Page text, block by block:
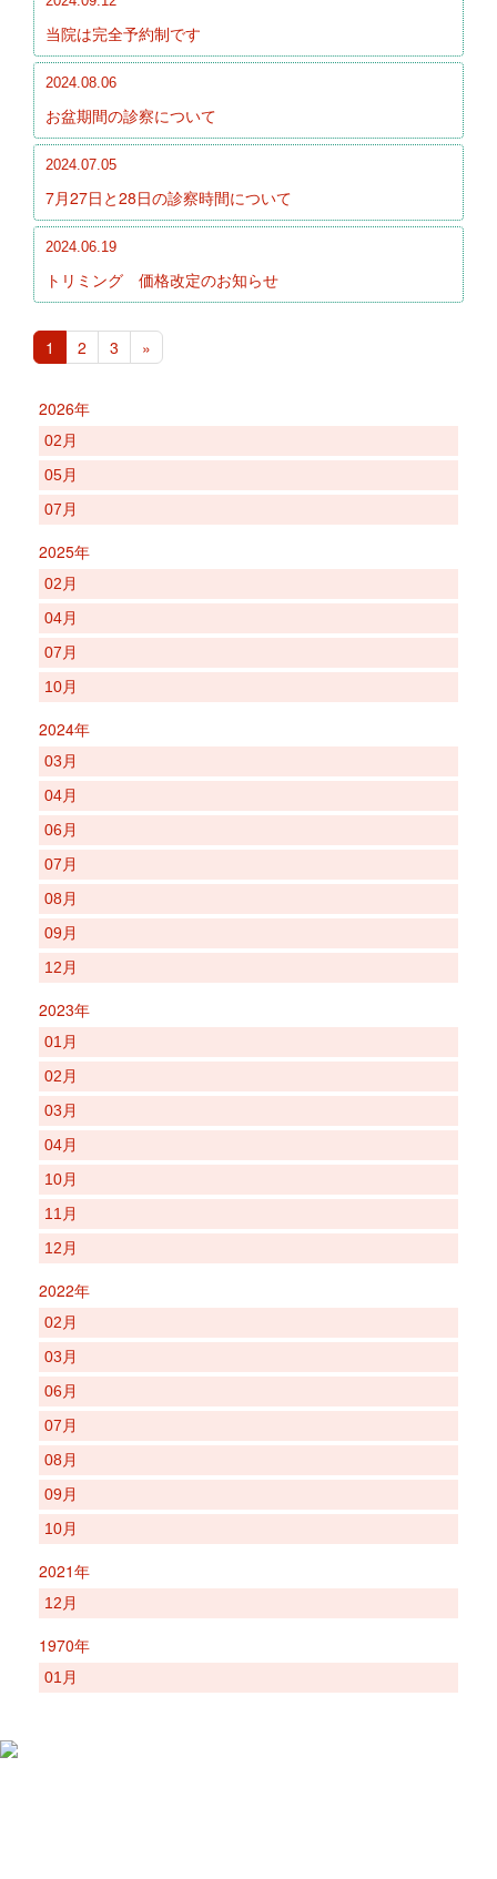
当院は完全予約制です
2024.08.06
お盆期間の診察について
2024.07.05
7月27日と28日の診察時間について
2024.06.19
トリミング 価格改定のお知らせ
1 2 3 »
2026年
02月
05月
07月
2025年
02月
04月
07月
10月
2024年
03月
04月
06月
07月
08月
09月
12月
2023年
01月
02月
03月
04月
10月
11月
12月
2022年
02月
03月
06月
07月
08月
09月
10月
2021年
12月
1970年
01月